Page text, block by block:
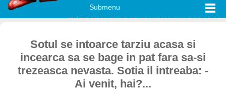
Submenu
Sotul se intoarce tarziu acasa si
incearca sa se bage in pat fara sa-si
trezeasca nevasta. Sotia il intreaba: -
Ai venit, hai?...